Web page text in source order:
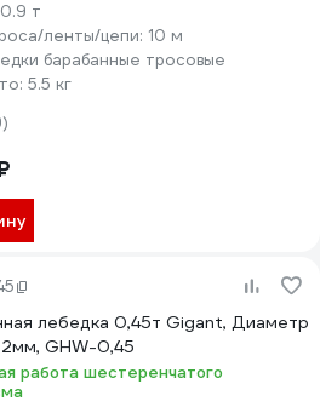
0.9 т
ленты/цепи: 10 м
барабанные тросовые
5.5 кг
лебедка 0,45т Gigant, Диаметр
GHW-0,45
работа шестеренчатого